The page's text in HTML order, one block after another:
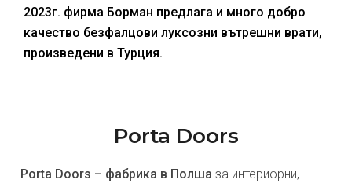
2023г. фирма Борман предлага и много добро
качество безфалцови луксозни вътрешни врати,
произведени в Турция.
Porta Doors
Porta Doors – фабрика в Полша за интериорни,